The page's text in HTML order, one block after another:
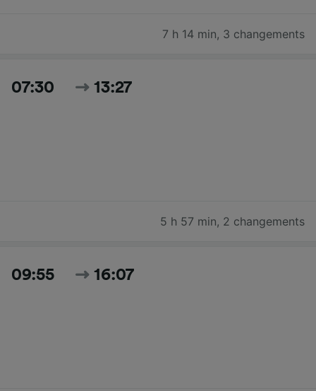
7 h 14 min, 3 changements
07:30 13:27
5 h 57 min, 2 changements
09:55 16:07